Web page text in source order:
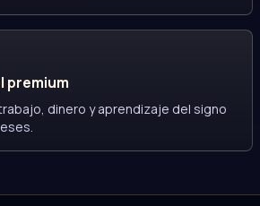
premium
dinero y aprendizaje del signo